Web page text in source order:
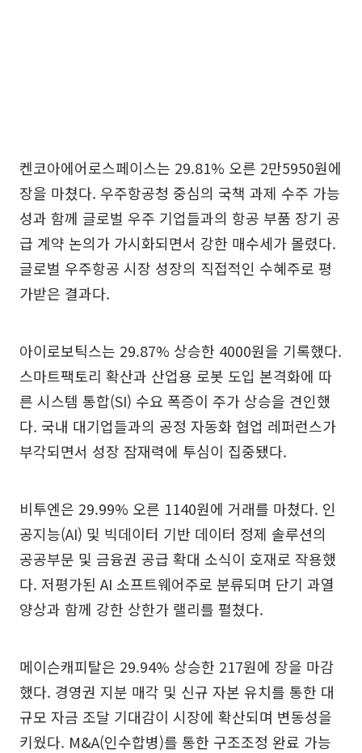
켄코아에어로스페이스는 29.81% 오른 2만5950원에
장을 마쳤다. 우주항공청 중심의 국책 과제 수주 가능
성과 함께 글로벌 우주 기업들과의 항공 부품 장기 공
급 계약 논의가 가시화되면서 강한 매수세가 몰렸다.
글로벌 우주항공 시장 성장의 직접적인 수혜주로 평
가받은 결과다.
아이로보틱스는 29.87% 상승한 4000원을 기록했다.
스마트팩토리 확산과 산업용 로봇 도입 본격화에 따
른 시스템 통합(SI) 수요 폭증이 주가 상승을 견인했
다. 국내 대기업들과의 공정 자동화 협업 레퍼런스가
부각되면서 성장 잠재력에 투심이 집중됐다.
비투엔은 29.99% 오른 1140원에 거래를 마쳤다. 인
공지능(AI) 및 빅데이터 기반 데이터 정제 솔루션의
공공부문 및 금융권 공급 확대 소식이 호재로 작용했
다. 저평가된 AI 소프트웨어주로 분류되며 단기 과열
양상과 함께 강한 상한가 랠리를 펼쳤다.
메이슨캐피탈은 29.94% 상승한 217원에 장을 마감
했다. 경영권 지분 매각 및 신규 자본 유치를 통한 대
규모 자금 조달 기대감이 시장에 확산되며 변동성을
키웠다. M&A(인수합병)를 통한 구조조정 완료 가능